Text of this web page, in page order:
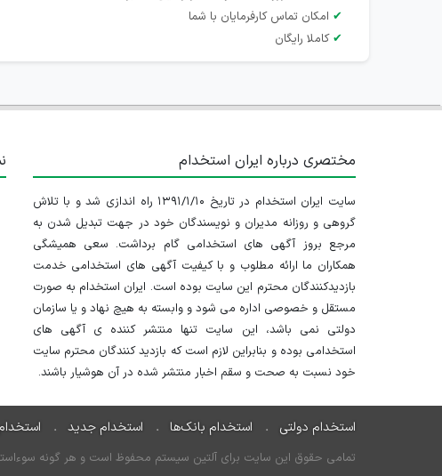
✔ امکان تماس کارفرمایان با شما
✔ کاملا رایگان
مختصری درباره ایران استخدام
سایت ایران استخدام در تاریخ ۱۳۹۱/۱/۱۰ راه اندازی شد و با تلاش
گروهی و روزانه مدیران و نویسندگان خود در جهت تبدیل شدن به
مرجع بروز آگهی های استخدامی گام برداشت. سعی همیشگی
همکاران ما ارائه مطلوب و با کیفیت آگهی های استخدامی خدمت
بازدیدکنندگان محترم این سایت بوده است. ایران استخدام به صورت
مستقل و خصوصی اداره می شود و وابسته به هیچ نهاد و یا سازمان
دولتی نمی باشد، این سایت تنها منتشر کننده ی آگهی های
استخدامی بوده و بنابراین لازم است که بازدید کنندگان محترم سایت
خود نسبت به صحت و سقم اخبار منتشر شده در آن هوشیار باشند.
استخدام دولتی استخدام بانک‌ها استخدام جدید
تمامی حقوق این سایت برای آلتین سیستم محفوظ است و هر گونه